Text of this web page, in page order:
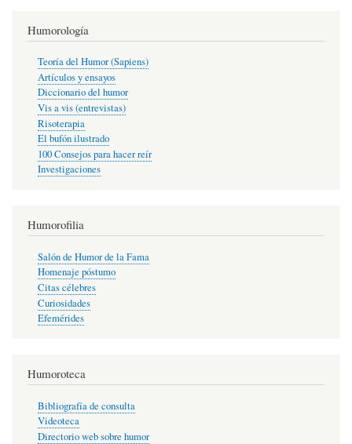
Humorología
Teoría del Humor (Sapiens)
Artículos y ensayos
Diccionario del humor
Vis a vis (entrevistas)
Risoterapia
El bufón ilustrado
100 Consejos para hacer reír
Investigaciones
Humorofilia
Salón de Humor de la Fama
Homenaje póstumo
Citas célebres
Curiosidades
Efemérides
Humoroteca
Bibliografía de consulta
Videoteca
Directorio web sobre humor